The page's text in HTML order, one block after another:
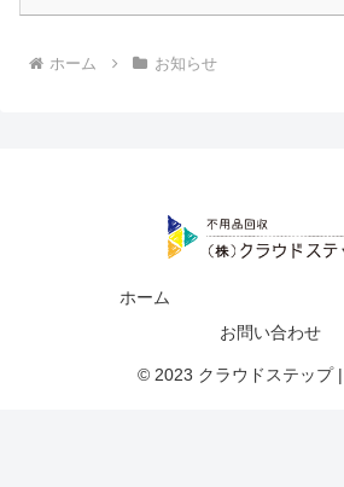
ホーム お知らせ
ホーム
お問い合わせ
© 2023 クラウドステップ